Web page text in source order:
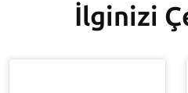
İlginizi